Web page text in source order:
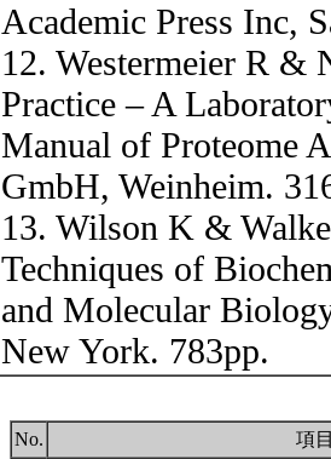
Academic Press Inc,
12. Westermeier R &
Practice – A
Manual of Proteome
GmbH, Weinheim.
13. Wilson K &
Techniques of
and Molecular
New York. 783pp.
No.
項